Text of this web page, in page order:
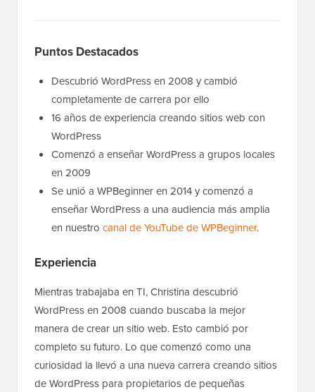
Puntos Destacados
Descubrió WordPress en 2008 y cambió
completamente de carrera por ello
16 años de experiencia creando sitios web con
WordPress
Comenzó a enseñar WordPress a grupos locales
en 2009
Se unió a WPBeginner en 2014 y comenzó a
enseñar WordPress a una audiencia más amplia
en nuestro canal de YouTube de WPBeginner.
Experiencia
Mientras trabajaba en TI, Christina descubrió
WordPress en 2008 cuando buscaba la mejor
manera de crear un sitio web. Esto cambió por
completo su futuro. Lo que comenzó como una
curiosidad la llevó a una nueva carrera creando sitios
de WordPress para propietarios de pequeñas